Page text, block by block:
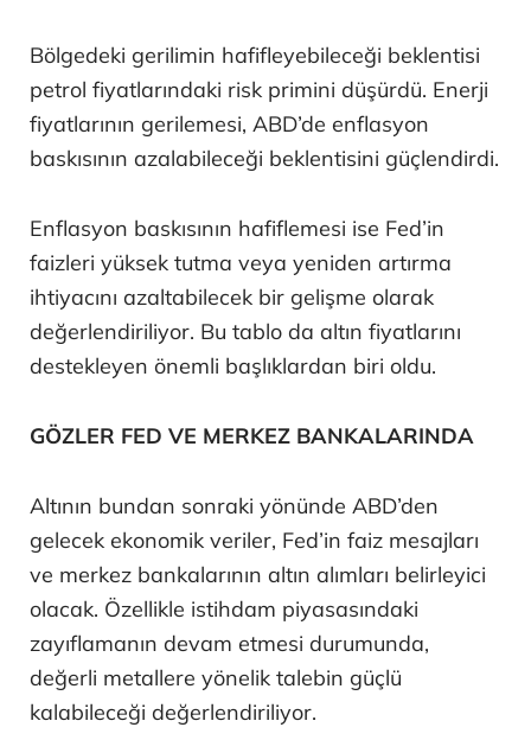
Bölgedeki gerilimin hafifleyebileceği beklentisi
petrol fiyatlarındaki risk primini düşürdü. Enerji
fiyatlarının gerilemesi, ABD’de enflasyon
baskısının azalabileceği beklentisini güçlendirdi.
Enflasyon baskısının hafiflemesi ise Fed’in
faizleri yüksek tutma veya yeniden artırma
ihtiyacını azaltabilecek bir gelişme olarak
değerlendiriliyor. Bu tablo da altın fiyatlarını
destekleyen önemli başlıklardan biri oldu.
GÖZLER FED VE MERKEZ BANKALARINDA
Altının bundan sonraki yönünde ABD’den
gelecek ekonomik veriler, Fed’in faiz mesajları
ve merkez bankalarının altın alımları belirleyici
olacak. Özellikle istihdam piyasasındaki
zayıflamanın devam etmesi durumunda,
değerli metallere yönelik talebin güçlü
kalabileceği değerlendiriliyor.